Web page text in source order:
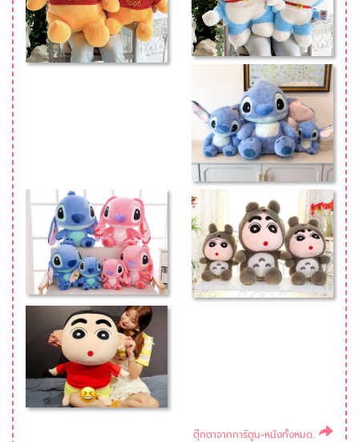
ตุ๊กตาจากการ์ตูน-หนังทั้งหมด..